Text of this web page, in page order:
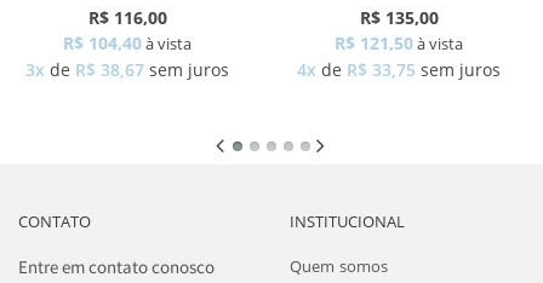
R$ 116,00
R$ 104,40à vista
3x de R$ 38,67 sem juros
R$ 135,00
R$ 121,50à vista
4x de R$ 33,75 sem juros
CONTATO
Entre em contato conosco
INSTITUCIONAL
Quem somos